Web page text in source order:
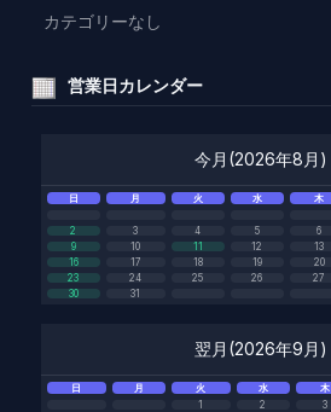
カテゴリーなし
営業日カレンダー
今月(2026年8月)
日 月 火 水 木
2
3 4 5 6
9
10 11 12 13
16
17 18 19 20
23
24 25 26 27
30
31
翌月(2026年9月)
日 月 火 水 木
1
2 3